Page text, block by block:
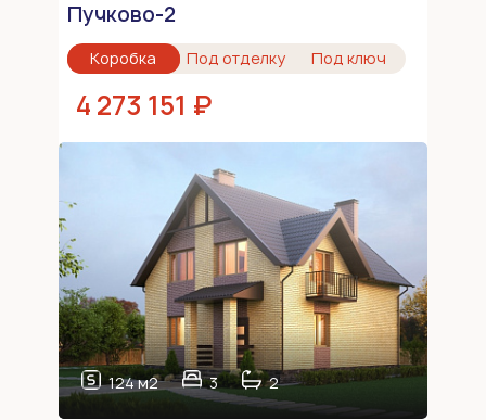
Пучково-2
Коробка Под отделку Под ключ
4 273 151 ₽
124 м2 3 2